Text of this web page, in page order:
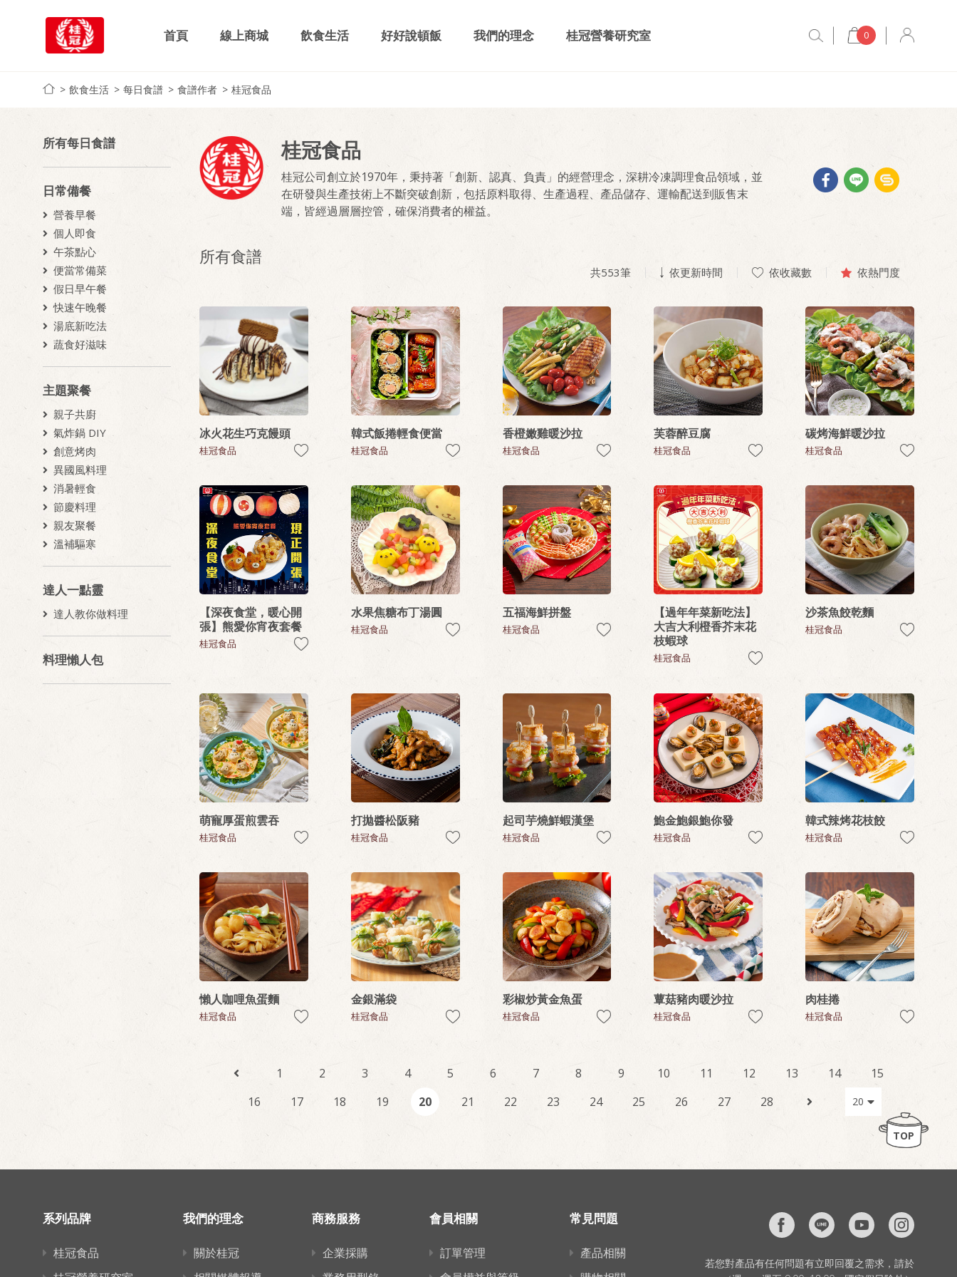
首頁 線上商城 飲食生活 好好說頓飯 我們的理念 桂冠營養研究室 0
飲食生活 每日食譜 食譜作者 桂冠食品
所有每日食譜
日常備餐
營養早餐
個人即食
午茶點心
便當常備菜
假日早午餐
快速午晚餐
湯底新吃法
蔬食好滋味
主題聚餐
親子共廚
氣炸鍋 DIY
創意烤肉
異國風料理
消暑輕食
節慶料理
親友聚餐
溫補驅寒
達人一點靈
達人教你做料理
料理懶人包
桂冠食品
桂冠公司創立於1970年，秉持著「創新、認真、負責」的經營理念，深耕冷凍調理食品領域，並
在研發與生產技術上不斷突破創新，包括原料取得、生產過程、產品儲存、運輸配送到販售末
端，皆經過層層控管，確保消費者的權益。
所有食譜
共553筆 依更新時間 依收藏數 依熱門度
冰火花生巧克饅頭
桂冠食品
韓式飯捲輕食便當
桂冠食品
香橙嫩雞暖沙拉
桂冠食品
芙蓉醉豆腐
桂冠食品
碳烤海鮮暖沙拉
桂冠食品
【深夜食堂，暖心開
張】熊愛你宵夜套餐
桂冠食品
水果焦糖布丁湯圓
桂冠食品
五福海鮮拼盤
桂冠食品
【過年年菜新吃法】
大吉大利橙香芥末花
枝蝦球
桂冠食品
沙茶魚餃乾麵
桂冠食品
萌寵厚蛋煎雲吞
桂冠食品
打拋醬松阪豬
桂冠食品
起司芋燒鮮蝦漢堡
桂冠食品
鮑金鮑銀鮑你發
桂冠食品
韓式辣烤花枝餃
桂冠食品
懶人咖哩魚蛋麵
桂冠食品
金銀滿袋
桂冠食品
彩椒炒黃金魚蛋
桂冠食品
蕈菇豬肉暖沙拉
桂冠食品
肉桂捲
桂冠食品
1 2 3 4 5 6 7 8 9 10 11 12 13 14
15
16
17 18 19 20 21 22 23 24 25 26 27 28
TOP
系列品牌
桂冠食品
我們的理念
關於桂冠
商務服務
企業採購
會員相關
訂單管理
常見問題
產品相關
若您對產品有任何問題有立即回覆之需求，請於